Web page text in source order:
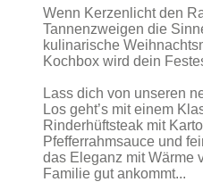
Wenn Kerzenlicht den
Tannenzweigen die
kulinarische
Kochbox wird dein
Lass dich von unseren
Los geht’s mit einem
Rinderhüftsteak mit
Pfefferrahmsauce und
das Eleganz mit Wärme
Familie gut ankommt...